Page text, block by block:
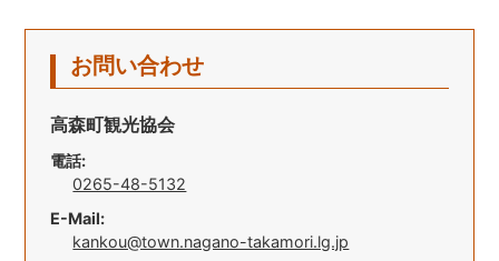
お問い合わせ
高森町観光協会
電話:
0265-48-5132
E-Mail:
kankou@town.nagano-takamori.lg.jp